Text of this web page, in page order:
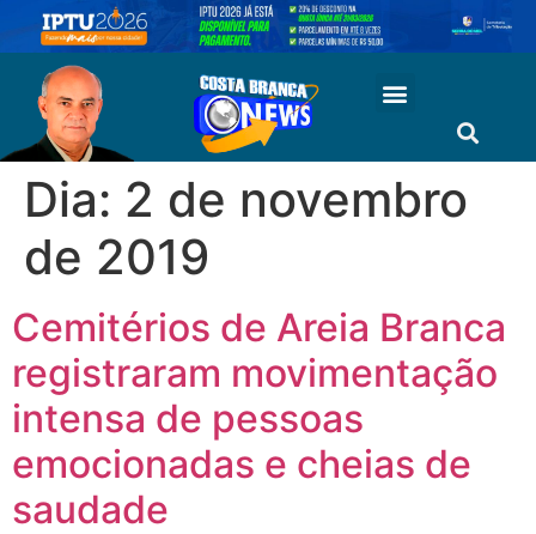
Dia: 2 de novembro
de 2019
Cemitérios de Areia Branca
registraram movimentação
intensa de pessoas
emocionadas e cheias de
saudade